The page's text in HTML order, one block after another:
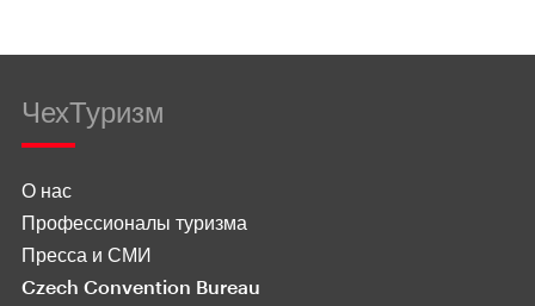
ЧехТуризм
О нас
Профессионалы туризма
Пресса и СМИ
Czech Convention Bureau